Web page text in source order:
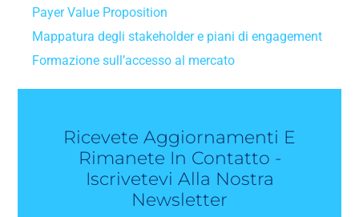
Payer Value Proposition
Mappatura degli stakeholder e piani di engagement
Formazione sull’accesso al mercato
Ricevete Aggiornamenti E
Rimanete In Contatto -
Iscrivetevi Alla Nostra
Newsletter